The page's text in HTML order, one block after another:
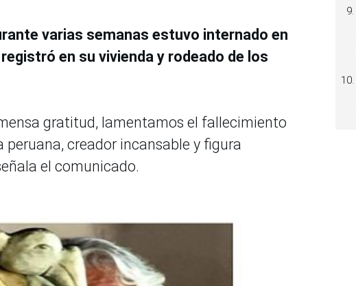
varias semanas estuvo internado en
en su vivienda y rodeado de los
gratitud, lamentamos el fallecimiento
creador incansable y figura
el comunicado.